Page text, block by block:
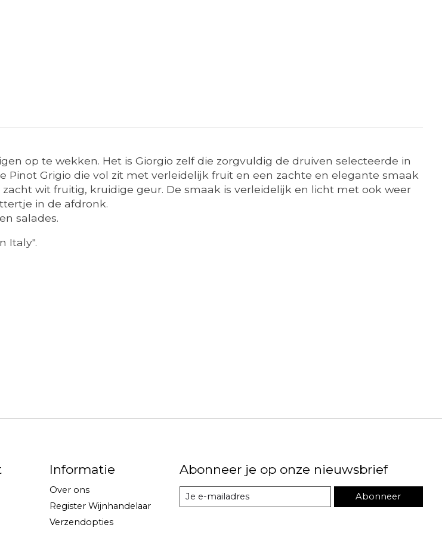
op te wekken. Het is Giorgio zelf die zorgvuldig de druiven selecteerde in
Grigio die vol zit met verleidelijk fruit en een zachte en elegante smaak
wit fruitig, kruidige geur. De smaak is verleidelijk en licht met ook weer
in de afdronk.
salades.
Italy".
Informatie
Over ons
Register Wijnhandelaar
Verzendopties
Abonneer je op onze nieuwsbrief
Abonneer